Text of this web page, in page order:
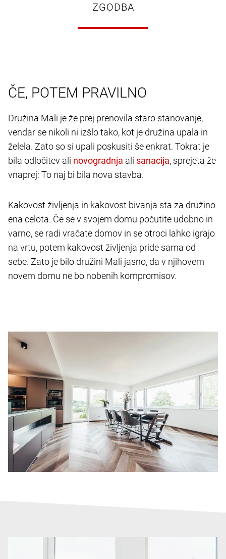
ZGODBA
ČE, POTEM PRAVILNO
Družina Mali je že prej prenovila staro stanovanje,
vendar se nikoli ni izšlo tako, kot je družina upala in
želela. Zato so si upali poskusiti še enkrat. Tokrat je
bila odločitev ali
ali
, sprejeta že
vnaprej: To naj bi bila nova stavba.
Kakovost življenja in kakovost bivanja sta za družino
ena celota. Če se v svojem domu počutite udobno in
varno, se radi vračate domov in se otroci lahko igrajo
na vrtu, potem kakovost življenja pride sama od
sebe. Zato je bilo družini Mali jasno, da v njihovem
novem domu ne bo nobenih kompromisov.